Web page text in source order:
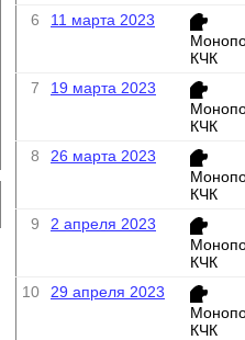
6
11 марта 2023
КЧК
7
19 марта 2023
КЧК
8
26 марта 2023
КЧК
9
2 апреля 2023
КЧК
10
29 апреля 2023
КЧК